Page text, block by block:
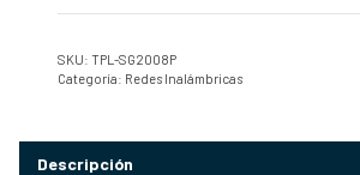
SKU: TPL-SG2008P
Categoría: Redes Inalámbricas
Descripción